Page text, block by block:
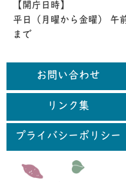
【開庁日時】
平日（月曜から金曜）
まで
お問い合わせ
リンク集
プライバシーポリシー